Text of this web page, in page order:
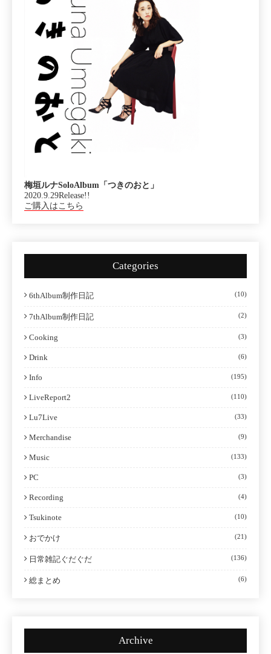
梅垣ルナSoloAlbum「つきのおと」
2020.9.29Release!!
ご購入はこちら
Categories
6thAlbum制作日記 (10)
7thAlbum制作日記 (2)
Cooking (3)
Drink (6)
Info (195)
LiveReport2 (110)
Lu7Live (33)
Merchandise (9)
Music (133)
PC (3)
Recording (4)
Tsukinote (10)
おでかけ (21)
日常雑記ぐだぐだ (136)
総まとめ (6)
Archive